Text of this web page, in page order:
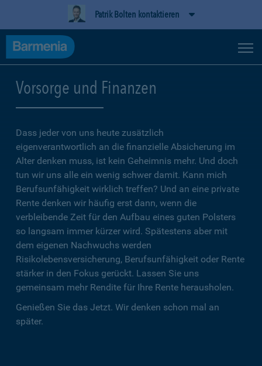
Patrik Bolten kontaktieren
Vorsorge und Finanzen
Dass jeder von uns heute zusätzlich
eigenverantwortlich an die finanzielle Absicherung im
Alter denken muss, ist kein Geheimnis mehr. Und doch
tun wir uns alle ein wenig schwer damit. Kann mich
Berufsunfähigkeit wirklich treffen? Und an eine private
Rente denken wir häufig erst dann, wenn die
verbleibende Zeit für den Aufbau eines guten Polsters
so langsam immer kürzer wird. Spätestens aber mit
dem eigenen Nachwuchs werden
Risikolebensversicherung, Berufsunfähigkeit oder Rente
stärker in den Fokus gerückt. Lassen Sie uns
gemeinsam mehr Rendite für Ihre Rente herausholen.
Genießen Sie das Jetzt. Wir denken schon mal an
später.